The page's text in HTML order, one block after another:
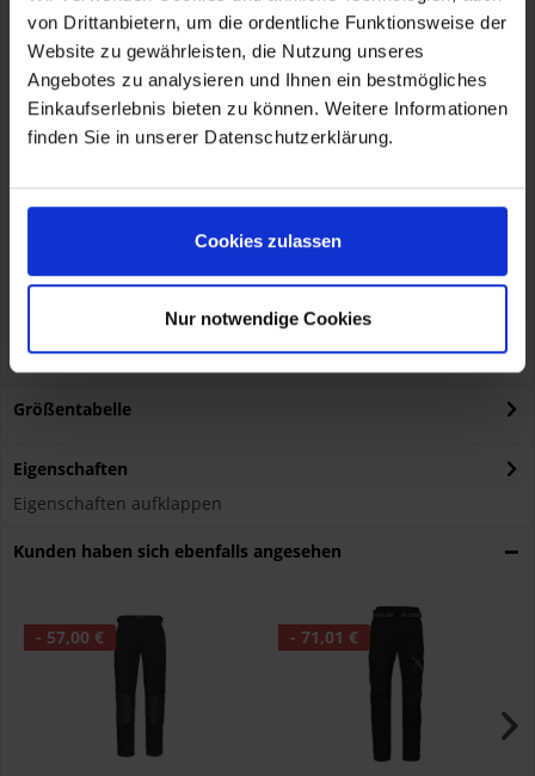
von Drittanbietern, um die ordentliche Funktionsweise der
Website zu gewährleisten, die Nutzung unseres
Angebotes zu analysieren und Ihnen ein bestmögliches
Einkaufserlebnis bieten zu können. Weitere Informationen
finden Sie in unserer Datenschutzerklärung.
Cookies zulassen
Nur notwendige Cookies
Artikelnummer:76111540232
KOHL automobile GmbH eCom
hazmat@bmw.com
Größentabelle
Eigenschaften
Eigenschaften aufklappen
Kunden haben sich ebenfalls angesehen
- 57,00 € - 71,01 €